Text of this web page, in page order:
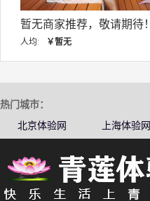
暂无商家推荐，敬请期待！
人均: ￥暂无
热门城市：
北京体验网
上海体验网